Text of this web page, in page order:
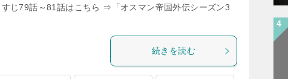
すじ79話～81話はこちら ⇒「オスマン帝国外伝シーズン3
続きを読む